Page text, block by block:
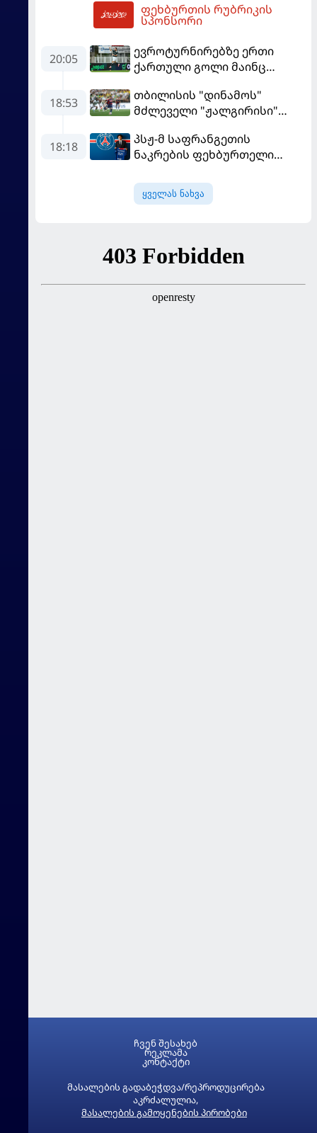
მომგებიანად გააგრძელა
ფეხბურთის რუბრიკის
სპონსორი
20:05
ევროტურნირებზე ერთი
ქართული გოლი მაინც
18:53
თბილისის "დინამოს"
მძლეველი "ჟალგირისი"
განადგურდა
18:18
პსჟ-მ საფრანგეთის
ნაკრების ფეხბურთელი
ყველას ნახვა
მასალების გადაბეჭდვა/რეპროდუცირება
აკრძალულია,
მასალების გამოყენების პირობები
ჩვენ შესახებ
რეკლამა
კონტაქტი